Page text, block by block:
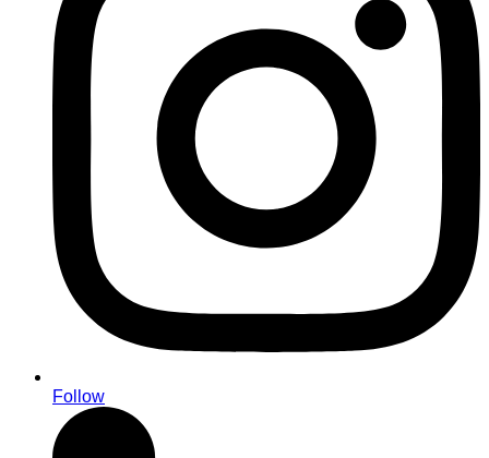
Follow